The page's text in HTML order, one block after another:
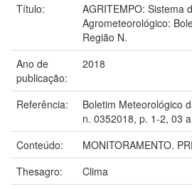
Título:
AGRITEMPO: Sistema
Agrometeorológico:
Região N.
Ano de
publicação:
2018
Referência:
Boletim Meteorológico
n. 0352018, p. 1-2, 03
Conteúdo:
MONITORAMENTO.
Thesagro:
Clima